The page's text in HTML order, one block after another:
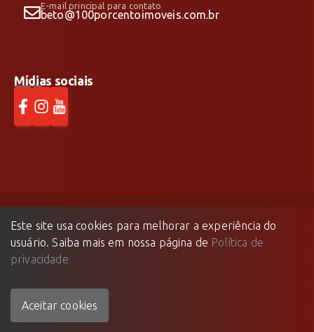
E-mail principal para contato
beto@100porcentoimoveis.com.br
Mídias sociais
100% Imóveis©2026 - Todos os direitos reservados.
Este site usa cookies para melhorar a experiência do
usuário. Saiba mais em nossa página de Política de
privacidade
Aceitar cookies